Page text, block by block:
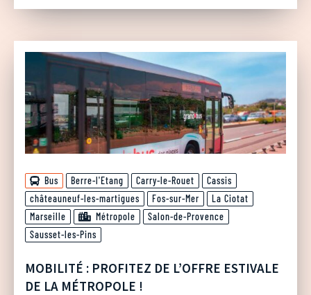
Bus Berre-l'Etang Carry-le-Rouet
Cassis
châteauneuf-les-martigues
Fos-sur-Mer
La Ciotat
Marseille
Métropole
Salon-de-Provence
Sausset-les-Pins
MOBILITÉ : PROFITEZ DE L’OFFRE ESTIVALE
DE LA MÉTROPOLE !